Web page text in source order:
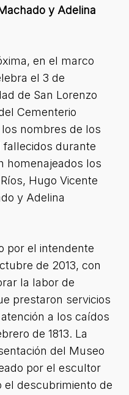
y Adelina
en el marco
el 3 de
de San Lorenzo
Cementerio
nombres de los
durante
homenajeados los
Hugo Vicente
y Adelina
por el intendente
de 2013, con
la labor de
prestaron servicios
a los caídos
de 1813. La
del Museo
por el escultor
el descubrimiento de